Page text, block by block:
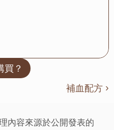
買？
補血配方 ›
內容來源於公開發表的